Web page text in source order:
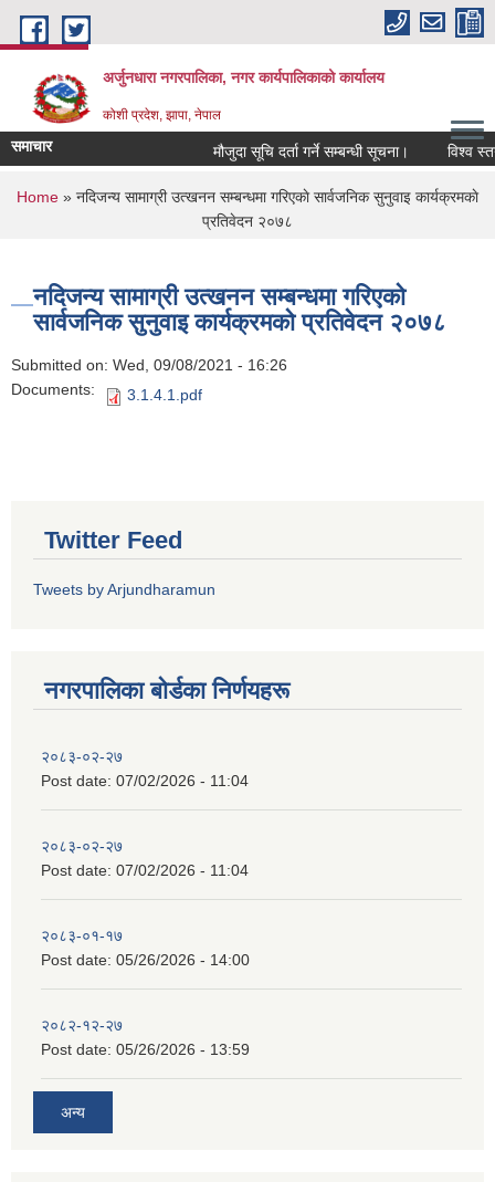
Skip to main content
अर्जुनधारा नगरपालिका, नगर कार्यपालिकाको कार्यालय
कोशी प्रदेश, झापा, नेपाल
समाचार मौजुदा सूचि दर्ता गर्ने सम्बन्धी सूचना। विश्व
You are here
Home » नदिजन्य सामाग्री उत्खनन सम्बन्धमा गरिएकाे सार्वजनिक सुनुवाइ कार्यक्रमकाे
प्रतिवेदन २०७८
नदिजन्य सामाग्री उत्खनन सम्बन्धमा गरिएकाे
सार्वजनिक सुनुवाइ कार्यक्रमकाे प्रतिवेदन २०७८
Submitted on: Wed, 09/08/2021 - 16:26
Documents:
3.1.4.1.pdf
Twitter Feed
Tweets by Arjundharamun
नगरपालिका बाेर्डका निर्णयहरू
२०८३-०२-२७
Post date: 07/02/2026 - 11:04
२०८३-०२-२७
Post date: 07/02/2026 - 11:04
२०८३-०१-१७
Post date: 05/26/2026 - 14:00
२०८२-१२-२७
Post date: 05/26/2026 - 13:59
अन्य